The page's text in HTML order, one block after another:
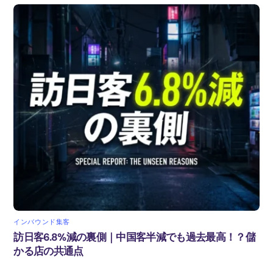
インバウンド集客
訪日客6.8%減の裏側｜中国客半減でも過去最高！？儲
かる店の共通点